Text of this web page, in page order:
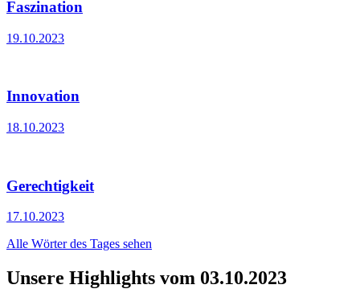
Faszination
19.10.2023
Innovation
18.10.2023
Gerechtigkeit
17.10.2023
Alle Wörter des Tages sehen
Unsere Highlights vom 03.10.2023